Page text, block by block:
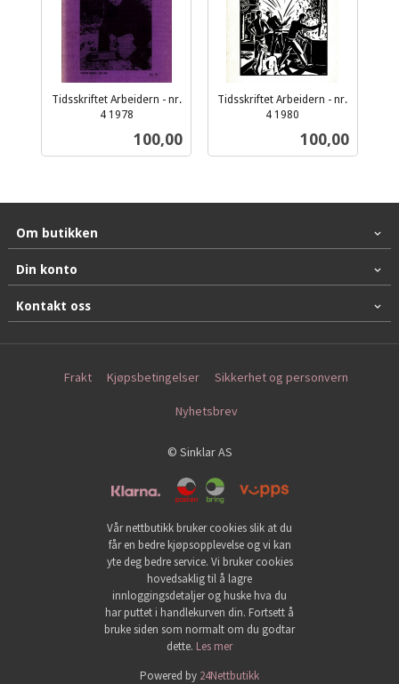
Tidsskriftet Arbeidern - nr.
4 1978
Pris
100,00
Tidsskriftet Arbeidern - nr.
4 1980
Pris
100,00
Om butikken
Din konto
Kontakt oss
Frakt Kjøpsbetingelser Sikkerhet og personvern
Nyhetsbrev
© Sinklar AS
Vår nettbutikk bruker cookies slik at du
får en bedre kjøpsopplevelse og vi kan
yte deg bedre service. Vi bruker cookies
hovedsaklig til å lagre
innloggingsdetaljer og huske hva du
har puttet i handlekurven din. Fortsett å
bruke siden som normalt om du godtar
dette. Les mer
Powered by 24Nettbutikk